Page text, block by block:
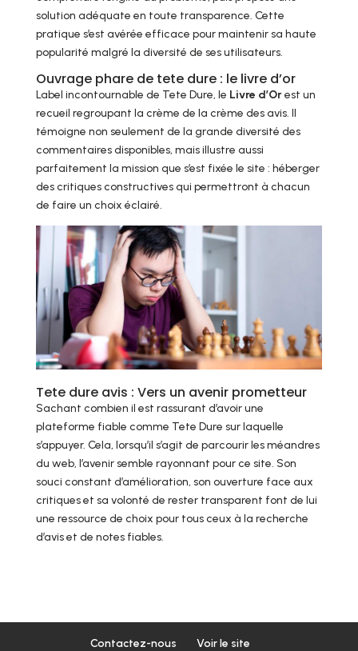
solution adéquate en toute transparence. Cette
pratique s’est avérée efficace pour maintenir sa haute
popularité malgré la diversité de ses utilisateurs.
Ouvrage phare de tete dure : le livre d’or
Label incontournable de Tete Dure, le Livre d’Orest un
recueil regroupant la crème de la crème des avis. Il
témoigne non seulement de la grande diversité des
commentaires disponibles, mais illustre aussi
parfaitement la mission que s’est fixée le site : héberger
des critiques constructives qui permettront à chacun
de faire un choix éclairé.
Tete dure avis : Vers un avenir prometteur
Sachant combien il est rassurant d’avoir une
plateforme fiable comme Tete Dure sur laquelle
s’appuyer. Cela, lorsqu’il s’agit de parcourir les méandres
du web, l’avenir semble rayonnant pour ce site. Son
souci constant d’amélioration, son ouverture face aux
critiques et sa volonté de rester transparent font de lui
une ressource de choix pour tous ceux à la recherche
d’avis et de notes fiables.
Contactez-nous Voir le site